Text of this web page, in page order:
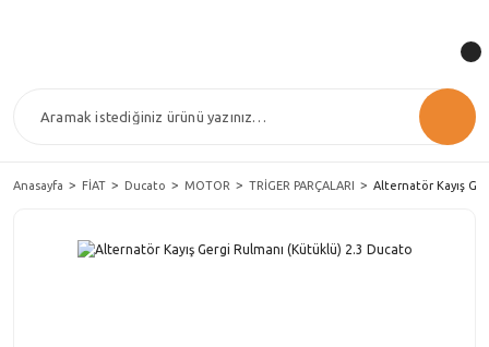
Anasayfa FİAT Ducato MOTOR TRİGER PARÇALARI Alternatör Kayış